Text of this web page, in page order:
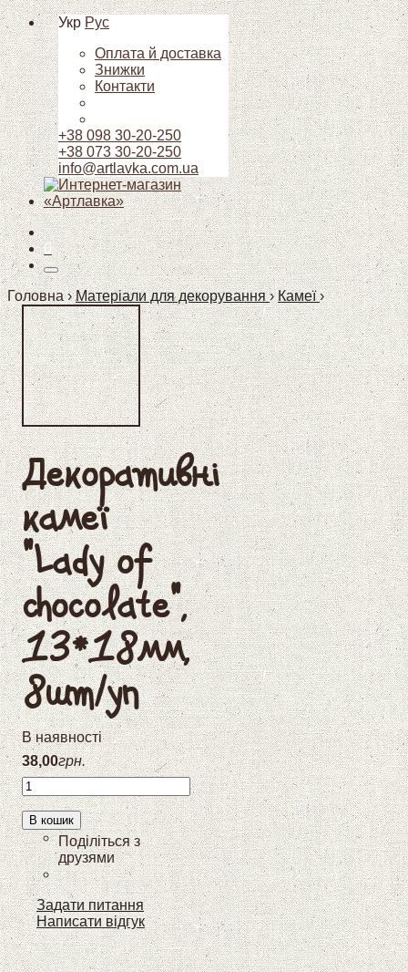
Укр Рус
Оплата й доставка
Знижки
Контакти
+38 098 30-20-250
+38 073 30-20-250
info@artlavka.com.ua
0
Головна ›Матеріали для декорування›Камеї›
Декоративні
камеї
"Lady of
chocolate",
13*18мм,
8шт/уп
В наявності
38,00грн.
В кошик
Задати питання
Написати відгук